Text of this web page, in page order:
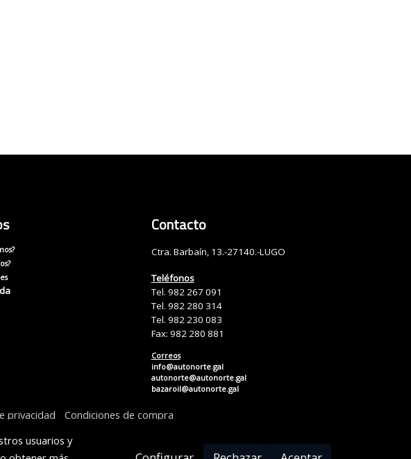
Contacto
Ctra. Barbaín, 13.-27140.-LUGO
Teléfonos
Tel. 982 267 091
Tel. 982 280 314
Tel. 982 230 083
Fax: 982 280 881
Correos
info@autonorte.gal
autonorte@autonorte.gal
bazaroil@autonorte.gal
privacidad
Condiciones de compra
usuarios y